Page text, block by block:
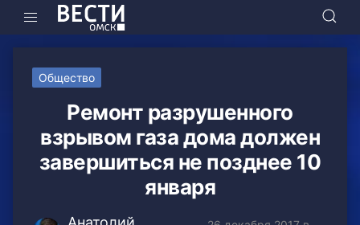
Общество
Ремонт разрушенного
взрывом газа дома должен
завершиться не позднее 10
января